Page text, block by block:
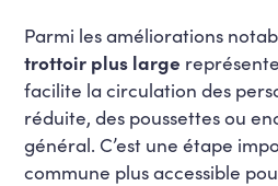
Parmi les améliorations
trottoir plus large
facilite la circulation des
réduite, des poussettes ou
général. C’est une étape
commune plus accessible